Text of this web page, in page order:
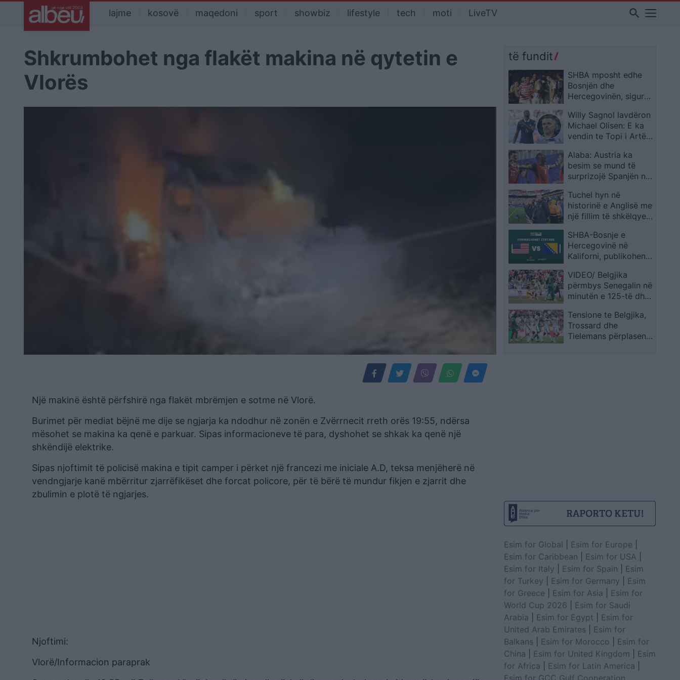
lajme kosovë maqedoni sport showbiz lifestyle tech moti LiveTV search
Shkrumbohet nga flakët makina në qytetin e
Vlorës
Një makinë është përfshirë nga flakët mbrëmjen e sotme në Vlorë.
Burimet për mediat bëjnë me dije se ngjarja ka ndodhur në zonën e Zvërrnecit rreth orës 19:55, ndërsa
mësohet se makina ka qenë e parkuar. Sipas informacioneve të para, dyshohet se shkak ka qenë një
shkëndijë elektrike.
Sipas njoftimit të policisë makina e tipit camper i përket një francezi me iniciale A.D, teksa menjëherë në
vendngjarje kanë mbërritur zjarrëfikëset dhe forcat policore, për të bërë të mundur fikjen e zjarrit dhe
zbulimin e plotë të ngjarjes.
Njoftimi:
Vlorë/Informacion paraprak
të fundit
SHBA mposht edhe
Bosnjën dhe
Hercegovinën, siguron
finales të Kupës së
Botës
Willy Sagnol lavdëron
Michael Olisen: E ka
vendin te Topi i Artë,
Ronaldon
Alaba: Austria ka
besim se mund të
surprizojë Spanjën në
Tuchel hyn në
historinë e Anglisë me
një fillim të shkëlqyer
SHBA-Bosnje e
Hercegovinë në
Kaliforni, publikohen
VIDEO/ Belgjika
përmbys Senegalin në
minutën e 125-të dhe
1/8 e finales
Tensione te Belgjika,
Trossard dhe
Tielemans përplasen
Esim for Global Esim for Europe
Esim for Caribbean
Esim for USA
Esim for Italy
Esim for Spain
Esim
for Turkey
Esim for Germany
Esim
for Greece
Esim for Asia
Esim for
World Cup 2026
Esim for Saudi
Arabia
Esim for Egypt
Esim for
United Arab Emirates
Esim for
Balkans
Esim for Morocco
Esim for
China
Esim for United Kingdom
Esim
for Africa
Esim for Latin America
Esim for GCC Gulf Cooperation